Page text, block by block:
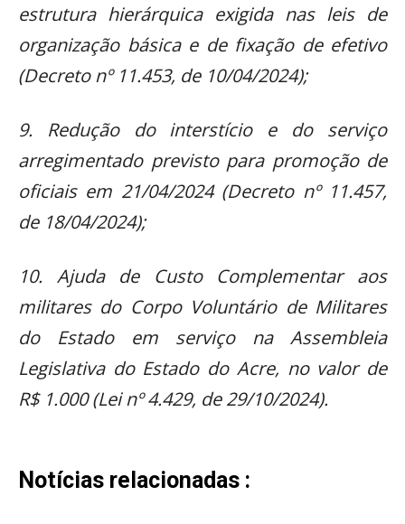
estrutura hierárquica exigida nas leis de
organização básica e de fixação de efetivo
(Decreto nº 11.453, de 10/04/2024);
9. Redução do interstício e do serviço
arregimentado previsto para promoção de
oficiais em 21/04/2024 (Decreto nº 11.457,
de 18/04/2024);
10. Ajuda de Custo Complementar aos
militares do Corpo Voluntário de Militares
do Estado em serviço na Assembleia
Legislativa do Estado do Acre, no valor de
R$ 1.000 (Lei nº 4.429, de 29/10/2024).
Notícias relacionadas :